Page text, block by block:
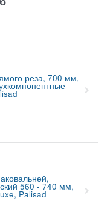
реза, 700 мм,
560 - 740 мм,
Palisad